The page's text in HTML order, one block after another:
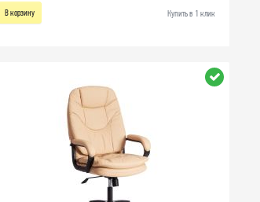
В корзину Купить в 1 клик